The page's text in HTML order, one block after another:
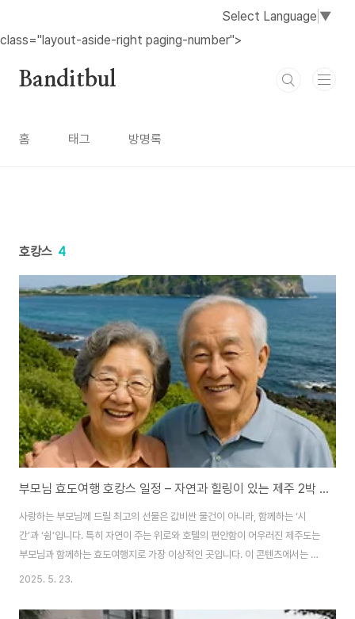
Select Language ▼
class="layout-aside-right paging-number">
Banditbul
홈 태그 방명록
호캉스 4
부모님 효도여행 호캉스 일정 – 자연과 힐링이 있는 제주 2박 3일
사랑하는 부모님께 드릴 최고의 선물은 값비싼 물건이 아니라, 함께하는 ‘시
간’과 ‘쉼’입니다. 특히 자연이 주는 위로와 호텔의 편안함이 어우러진 제주도는
부모님과 함께하는 효도여행지로 가장 이상적인 곳입니다. 이 콘텐츠에서는 편
안함, 감동, 자연, 식사, 건강을 모두 고려한 제주 2박 3일 호캉스 효도여행 일
주공항 도착 및 렌터카 픽업공항 근처 렌터카 예약 필수 (SUV나 세단 추천)부
2025. 5. 23.